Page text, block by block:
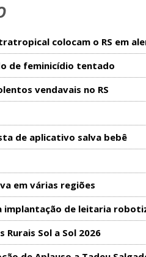
colocam o RS em
de feminicídio tentado
vendavais no RS
de aplicativo salva bebê
em várias regiões
implantação de leitaria
Rurais Sol a Sol 2026